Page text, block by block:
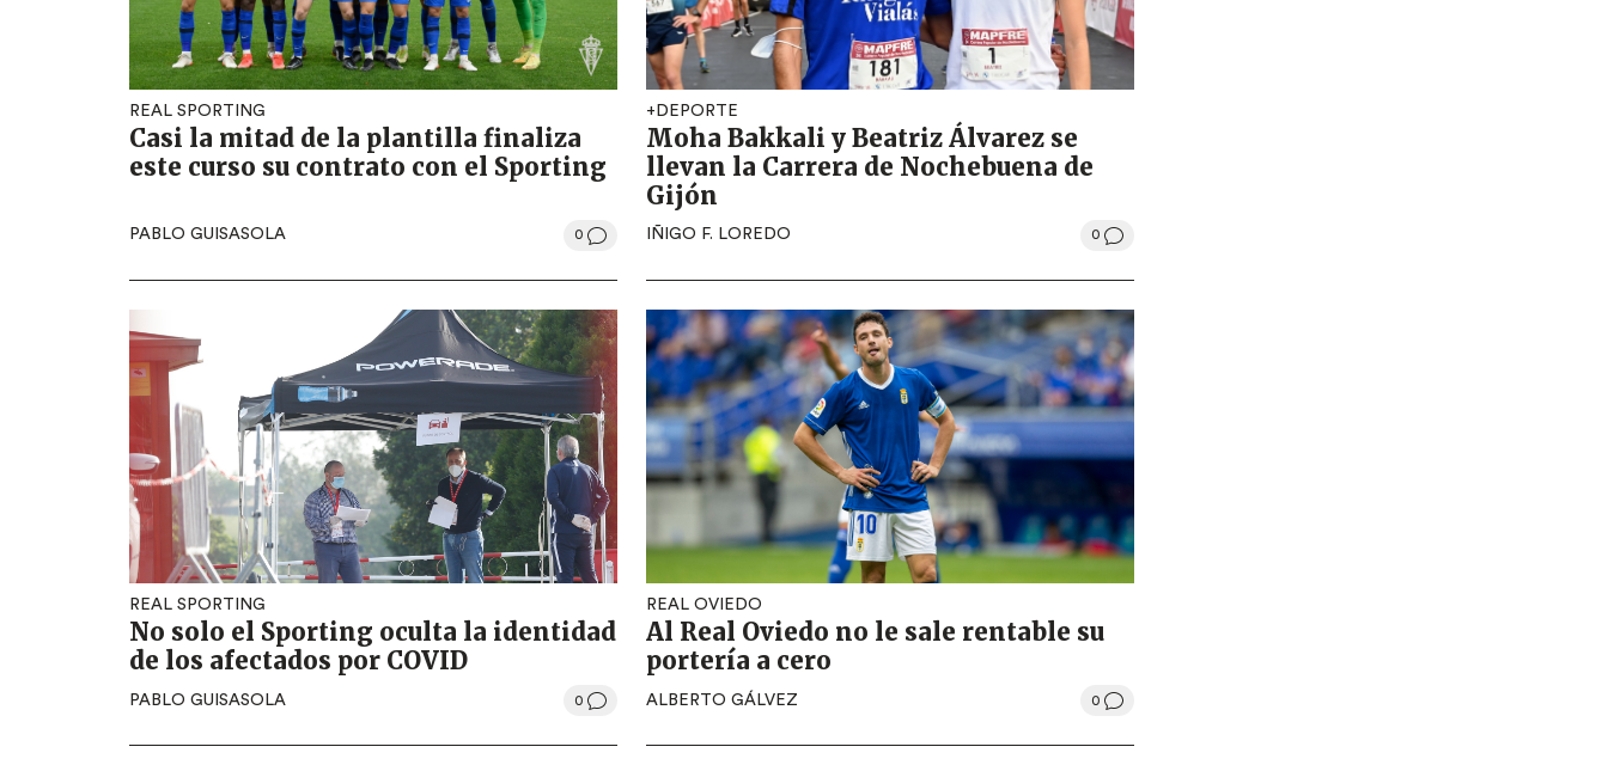
REAL SPORTING
Casi la mitad de la plantilla finaliza
este curso su contrato con el Sporting
PABLO GUISASOLA 0
+DEPORTE
Moha Bakkali y Beatriz Álvarez se
llevan la Carrera de Nochebuena de
Gijón
IÑIGO F. LOREDO 0
REAL SPORTING
No solo el Sporting oculta la identidad
de los afectados por COVID
PABLO GUISASOLA 0
REAL OVIEDO
Al Real Oviedo no le sale rentable su
portería a cero
ALBERTO GÁLVEZ 0